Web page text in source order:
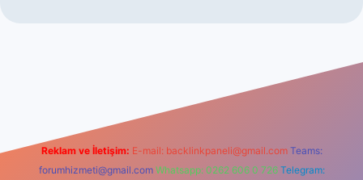
Reklam ve İletişim: E-mail: backlinkpaneli@gmail.com Teams:
forumhizmeti@gmail.com Whatsapp: 0262 606 0 726 Telegram: